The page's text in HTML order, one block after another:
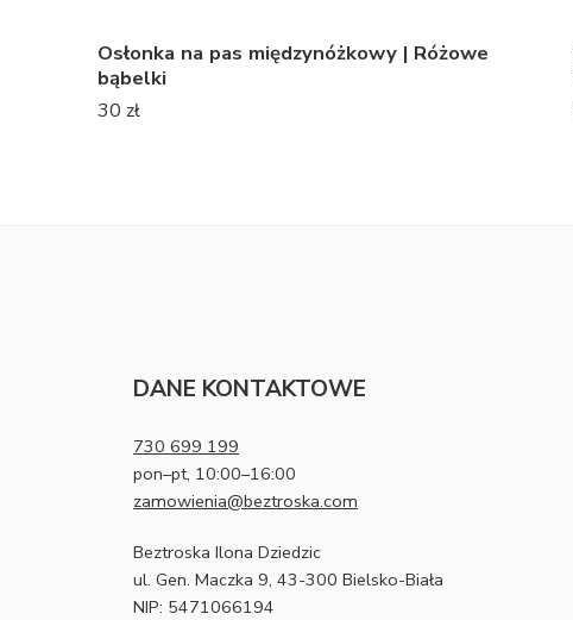
Osłonki naramienne na pasy | Gwiazdki na
błękitnym niebie
49 zł
DANE KONTAKTOWE
730 699 199
pon–pt, 10:00–16:00
zamowienia@beztroska.com
Beztroska Ilona Dziedzic
ul. Gen. Maczka 9, 43-300 Bielsko-Biała
NIP: 5471066194